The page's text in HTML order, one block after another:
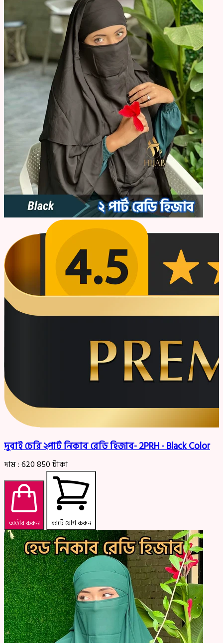
দুবাই চেরি ২পার্ট নিকাব রেডি হিজাব- 2PRH - Black Color
দাম :620850টাকা
অর্ডার করুন কার্টে যোগ করুন